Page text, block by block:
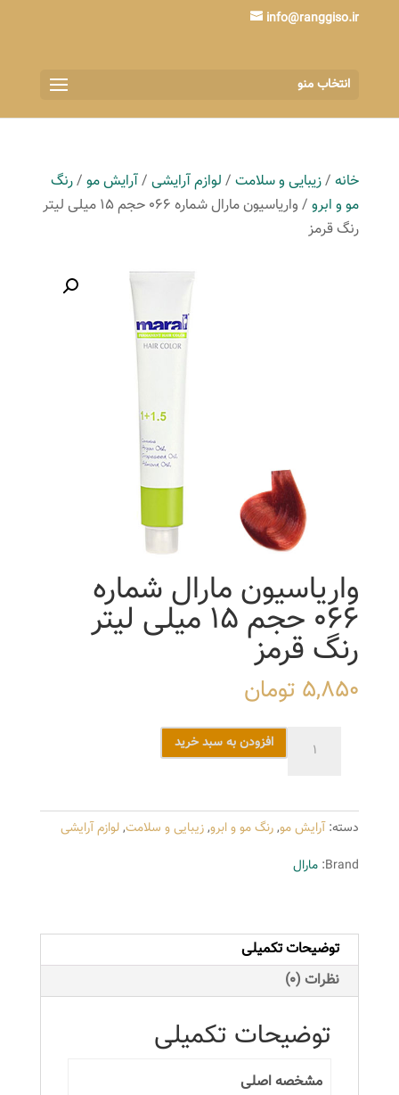
info@ranggiso.ir
انتخاب منو
خانه/زیبایی و سلامت/ لوازم آرایشی/آرایش مو/رنگ
مو و ابرو
/ واریاسیون مارال شماره 066 حجم 15 میلی لیتر
رنگ قرمز
واریاسیون مارال شماره
066 حجم 15 میلی لیتر
رنگ قرمز
5,850 تومان
066
حجم
15
رنگ
قرمز
عدد
افزودن به سبد خرید
دسته:آرایش مو,رنگ مو و ابرو,زیبایی و سلامت,لوازم آرایشی
Brand: مارال
توضیحات تکمیلی
نظرات (0)
توضیحات تکمیلی
مشخصه اصلی